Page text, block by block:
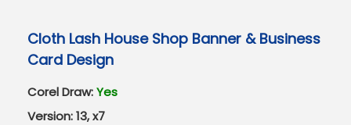
Cloth Lash House Shop Banner & Business
Card Design
Corel Draw:Yes
Version: 13, x7